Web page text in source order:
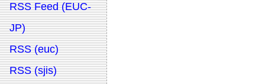
RSS Feed (EUC-
JP)
RSS (euc)
RSS (sjis)